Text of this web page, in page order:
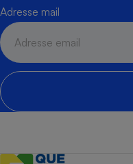
Adresse mail